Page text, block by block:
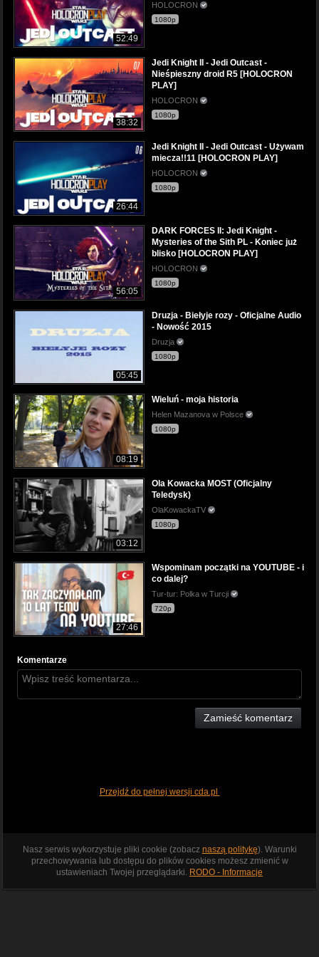
52:49
HOLOCRON
1080p
38:32
Jedi Knight II - Jedi Outcast -
Nieśpieszny droid R5 [HOLOCRON
PLAY]
HOLOCRON
1080p
26:44
Jedi Knight II - Jedi Outcast - Używam
miecza!!11 [HOLOCRON PLAY]
HOLOCRON
1080p
56:05
DARK FORCES II: Jedi Knight -
Mysteries of the Sith PL - Koniec już
blisko [HOLOCRON PLAY]
HOLOCRON
1080p
05:45
Druzja - Biełyje rozy - Oficjalne Audio
- Nowość 2015
Druzja
1080p
08:19
Wieluń - moja historia
Helen Mazanova w Polsce
1080p
03:12
Ola Kowacka MOST (Oficjalny
Teledysk)
OlaKowackaTV
1080p
27:46
Wspominam początki na YOUTUBE - i
co dalej?
Tur-tur: Polka w Turcji
720p
Komentarze
Zamieść komentarz
Przejdź do pełnej wersji cda.pl
Nasz serwis wykorzystuje pliki cookie (zobacz naszą politykę). Warunki
przechowywania lub dostępu do plików cookies możesz zmienić w
ustawieniach Twojej przeglądarki. RODO - Informacje